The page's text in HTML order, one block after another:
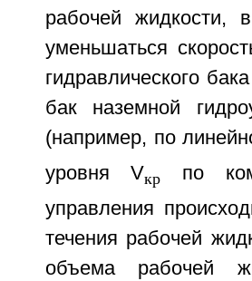
рабочей жидкости,
уменьшаться
гидравлического
бак наземной
(например, по
уровня Vкр
по
управления
течения рабочей
объема рабочей